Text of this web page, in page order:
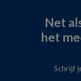
Net
het
Schrijf